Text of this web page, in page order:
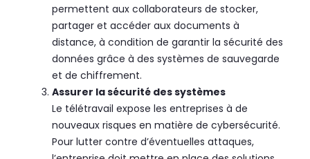
permettent aux collaborateurs de stocker,
partager et accéder aux documents à
distance, à condition de garantir la sécurité des
données grâce à des systèmes de sauvegarde
et de chiffrement.
Assurer la sécurité des systèmes
Le télétravail expose les entreprises à de
nouveaux risques en matière de cybersécurité.
Pour lutter contre d’éventuelles attaques,